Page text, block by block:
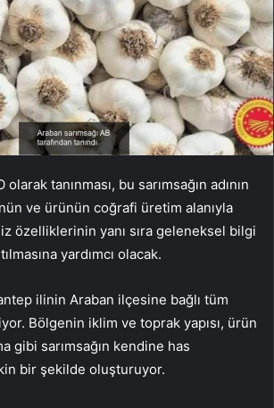
tanınması, bu sarımsağın adının
ve ürünün coğrafi üretim alanıyla
özelliklerinin yanı sıra geleneksel bilgi
yardımcı olacak.
ilinin Araban ilçesine bağlı tüm
Bölgenin iklim ve toprak yapısı, ürün
gibi sarımsağın kendine has
bir şekilde oluşturuyor.